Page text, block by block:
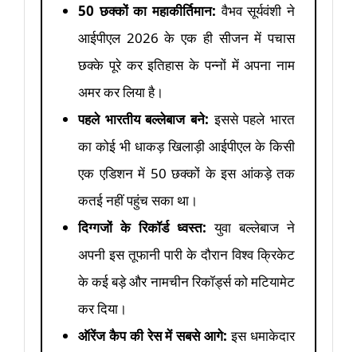
50 छक्कों का महाकीर्तिमान: वैभव सूर्यवंशी ने
आईपीएल 2026 के एक ही सीजन में पचास
छक्के पूरे कर इतिहास के पन्नों में अपना नाम
अमर कर लिया है।
पहले भारतीय बल्लेबाज बने: इससे पहले भारत
का कोई भी धाकड़ खिलाड़ी आईपीएल के किसी
एक एडिशन में 50 छक्कों के इस आंकड़े तक
कतई नहीं पहुंच सका था।
दिग्गजों के रिकॉर्ड ध्वस्त: युवा बल्लेबाज ने
अपनी इस तूफानी पारी के दौरान विश्व क्रिकेट
के कई बड़े और नामचीन रिकॉर्ड्स को मटियामेट
कर दिया।
ऑरेंज कैप की रेस में सबसे आगे: इस धमाकेदार